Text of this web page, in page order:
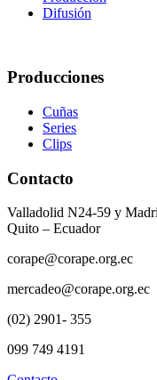
Difusión
Producciones
Cuñas
Series
Clips
Contacto
Valladolid N24-59 y
Quito – Ecuador
corape@corape.org.ec
mercadeo@corape.org.ec
(02) 2901- 355
099 749 4191